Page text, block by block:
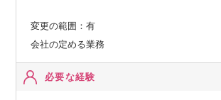
変更の範囲：有
会社の定める業務
必要な経験